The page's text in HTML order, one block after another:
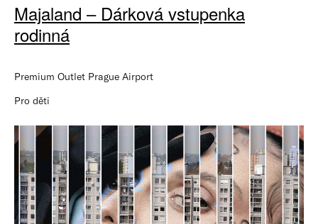
Majaland – Dárková vstupenka
rodinná
Premium Outlet Prague Airport
Pro děti